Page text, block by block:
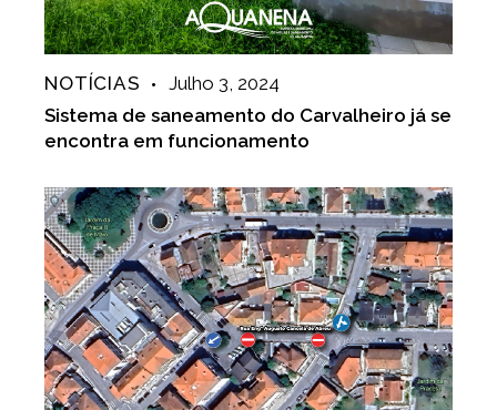
NOTÍCIAS
Julho 3, 2024
Sistema de saneamento do Carvalheiro já se
encontra em funcionamento